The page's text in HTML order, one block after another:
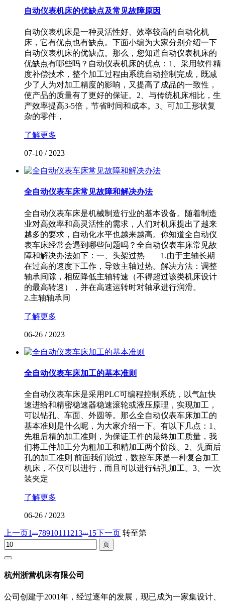
自动仪表机床的优缺点及常见故障原因
自动仪表机床是一种灵活性好、效率较高的自动化机
床，它有优点也有缺点。下面小编为大家分别介绍一下
自动仪表机床的优缺点。那么，您知道自动仪表机床的
优缺点有哪些吗？自动仪表机床的优点：1、采用软件精
度补偿技术，整个加工过程由系统自动控制完成，既减
少了人为对加工精度的影响，又提高了成品的一致性，
使产品的质量有了更好的保证。2、与传统机床相比，生
产效率提高3-5倍，节省时间和成本。3、可加工形状复
杂的零件，
了解更多
07-10 / 2023
全自动仪表车床常见故障和解决办法
全自动仪表车床是机械制造行业的基本设备。随着制造
业对高效率和高灵活性的需求，人们对机床提出了越来
越多的要求，自动化水平也越来越高。你知道全自动仪
表车床经常会遇到哪些问题吗？全自动仪表车床常见故
障和解决办法如下：一、头架过热 1.由于主轴长期
在过高的速度下工作，导致主轴过热。解决方法：调整
轴承间隙，相应降低主轴转速（不得超过该类机床设计
的最高转速），并在高速运转时对轴承进行润滑。
2.主轴轴承间
了解更多
06-26 / 2023
全自动仪表车床加工的基本准则
全自动仪表车床是采用PLC可编程控制系统，以气缸快
速进给和精密稳速器稳速滚轮或液压原理，实现加工，
可以钻孔、车面、外圆等。那么全自动仪表车床加工的
基本准则是什么呢，为大家介绍一下。有以下几点：1、
先粗后精的加工准则，为保证工件的最终加工质量，我
们将工件加工分为粗加工和精加工两个阶段。2、先面后
孔的加工准则 前面我们说过，数控车床是一种复合加工
机床，不仅可以进行，而且可以进行钻孔加工。3、一次
装夹定
了解更多
06-26 / 2023
上一页1...7891011 1213...15下一页 转至第
杭州浙营机床有限公司
公司创建于2001年，经过逐年的发展，现已成为一家集设计、